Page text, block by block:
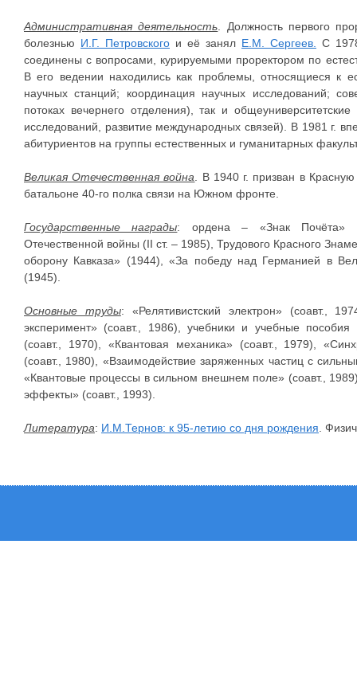
Административная деятельность . Должность первого
болезнью И.Г. Петровского и её занял Е.М. Сергеев.
С
соединены с вопросами, курируемыми проректором по
В его ведении находились как проблемы, относящиеся к
научных станций; координация научных исследований;
потоках вечернего отделения), так и
исследований, развитие международных связей). В 1981 г.
абитуриентов на группы естественных и гуманитарных
Великая Отечественная война . В 1940 г. призван в
батальоне 40-го полка связи на Южном фронте.
Государственные награды: ордена – «Знак Почёта»
Отечественной войны (II ст. – 1985), Трудового Красного
оборону Кавказа» (1944), «За победу над Германией в
(1945).
Основные труды: «Релятивистский электрон» (соавт.,
эксперимент» (соавт., 1986), учебники и учебные
(соавт., 1970), «Квантовая механика» (соавт., 1979),
(соавт., 1980), «Взаимодействие заряженных частиц с
«Квантовые процессы в сильном внешнем поле» (соавт.,
эффекты» (соавт., 1993).
Литература: И.М.Тернов: к 95-летию со дня рождения .